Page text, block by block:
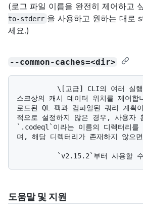
(로그 파일 이름을 완전히 제어하고
to-stderr 을 사용하고 원하는 대로
세요.)
--common-caches=<dir>
스크상의 캐시 데이터 위치를 제어합
로드된 QL 팩과 컴파일된 쿼리 계획
적으로 설정하지 않은 경우, 사용자
`.codeql`이라는 이름의 디렉터리를
며, 해당 디렉터리가 존재하지 않으
도움말 및 지원